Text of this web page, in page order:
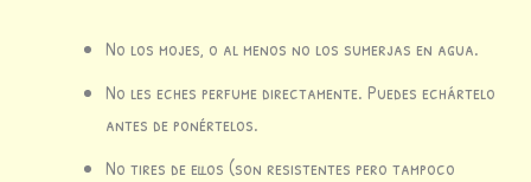
No los mojes, o al menos no los sumerjas en agua.
No les eches perfume directamente. Puedes echártelo
antes de ponértelos.
No tires de ellos (son resistentes pero tampoco